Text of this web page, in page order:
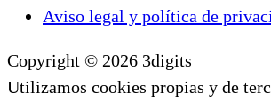
Aviso legal y política de
Copyright © 2026 3digits
Utilizamos cookies propias y de